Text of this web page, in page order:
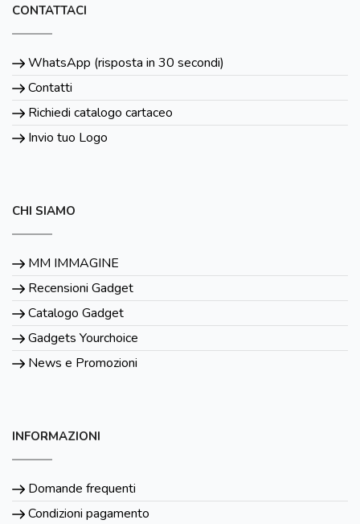
CONTATTACI
WhatsApp (risposta in 30 secondi)
Contatti
Richiedi catalogo cartaceo
Invio tuo Logo
CHI SIAMO
MM IMMAGINE
Recensioni Gadget
Catalogo Gadget
Gadgets Yourchoice
News e Promozioni
INFORMAZIONI
Domande frequenti
Condizioni pagamento